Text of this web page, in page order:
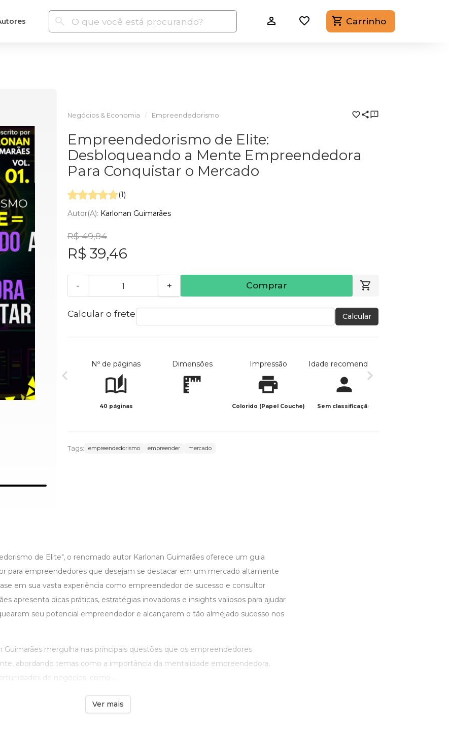
Carrinho
Negócios & Economia Empreendedorismo
Empreendedorismo de Elite:
Desbloqueando a Mente Empreendedora
Para Conquistar o Mercado
(1)
Autor(a): Karlonan Guimarães
R$ 49,84
R$ 39,46
- + Comprar
Calcular o frete Calcular
Nº de páginas
40 páginas
Dimensões Impressão
Colorido (Papel Couche)
Idade recomendada
Sem classificação
Tags: empreendedorismo empreender mercado
de Elite", o renomado autor Karlonan Guimarães oferece um guia
para empreendedores que desejam se destacar em um mercado altamente
em sua vasta experiência como empreendedor de sucesso e consultor
apresenta dicas práticas, estratégias inovadoras e insights valiosos para ajudar
seu potencial empreendedor e alcançarem o tão almejado sucesso nos
Guimarães mergulha nas principais questões que os empreendedores
abordando temas como a importância da mentalidade empreendedora,
de negócios, como ...
Ver mais